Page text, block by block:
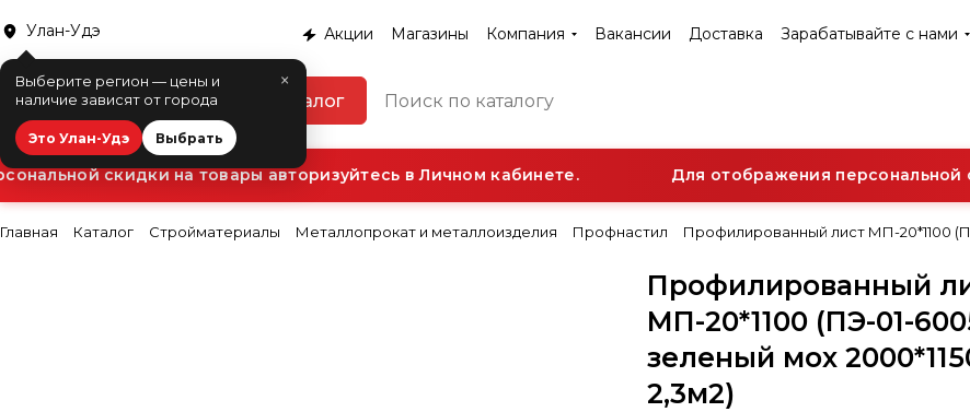
Улан-Удэ
×
Выберите регион — цены и
наличие зависят от города
Это Улан-Удэ Выбрать
Акции Магазины Компания Вакансии Доставка Зарабатывайте с нами
Каталог
скидки на товары авторизуйтесь в Личном кабинете. Для отображения персональной
Главная Каталог Стройматериалы Металлопрокат и металлоизделия Профнастил Профилированный лист МП-20*1100
Профилированный
МП-20*1100 (ПЭ-01-
зеленый мох
2,3м2)